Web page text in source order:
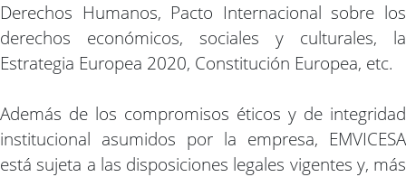
Derechos Humanos, Pacto Internacional sobre los
derechos económicos, sociales y culturales, la
Estrategia Europea 2020, Constitución Europea, etc.
Además de los compromisos éticos y de integridad
institucional asumidos por la empresa, EMVICESA
está sujeta a las disposiciones legales vigentes y, más